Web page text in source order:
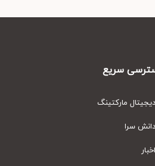
سریع
مارکتینگ
سرا